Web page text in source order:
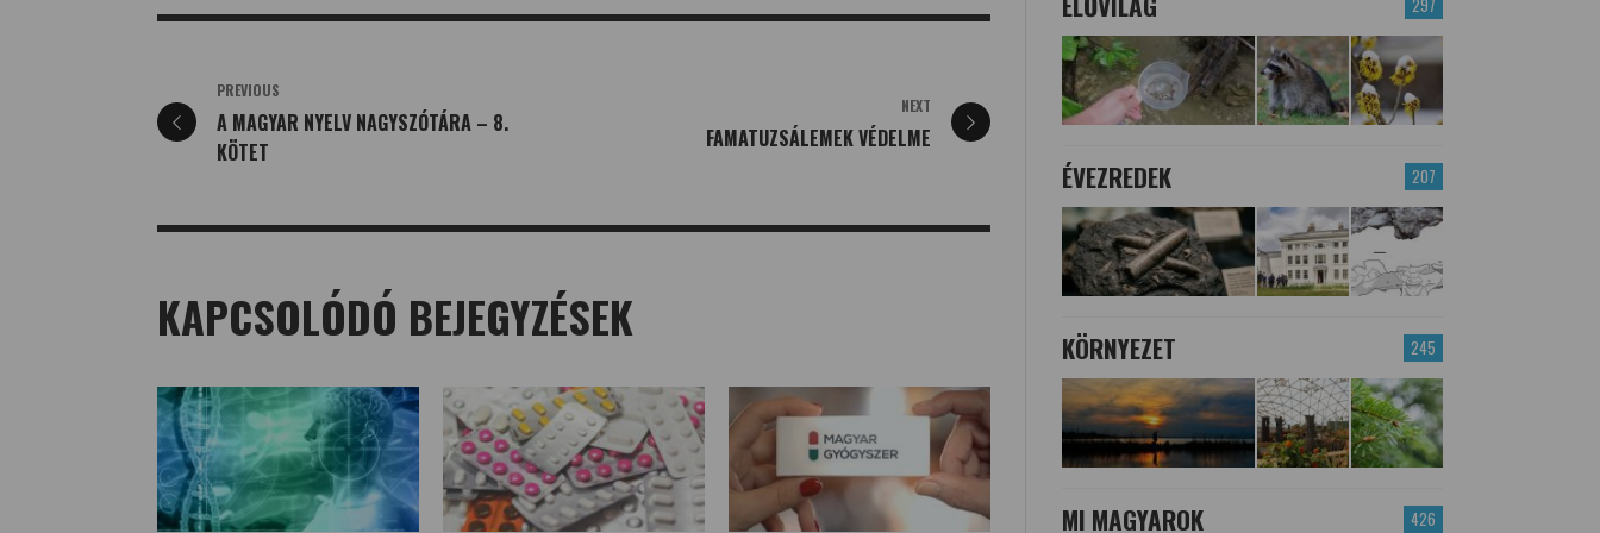
PREVIOUS
A MAGYAR NYELV NAGYSZÓTÁRA – 8.
KÖTET
NEXT
FAMATUZSÁLEMEK VÉDELME
KAPCSOLÓDÓ BEJEGYZÉSEK
297
207
ÉVEZREDEK
245
KÖRNYEZET
426
MI MAGYAROK